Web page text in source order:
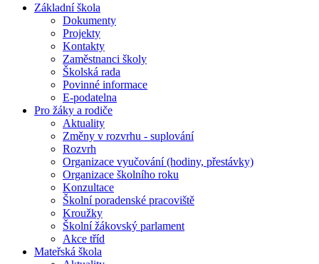
Základní škola
Dokumenty
Projekty
Kontakty
Zaměstnanci školy
Školská rada
Povinné informace
E-podatelna
Pro žáky a rodiče
Aktuality
Změny v rozvrhu - suplování
Rozvrh
Organizace vyučování (hodiny, přestávky)
Organizace školního roku
Konzultace
Školní poradenské pracoviště
Kroužky
Školní žákovský parlament
Akce tříd
Mateřská škola